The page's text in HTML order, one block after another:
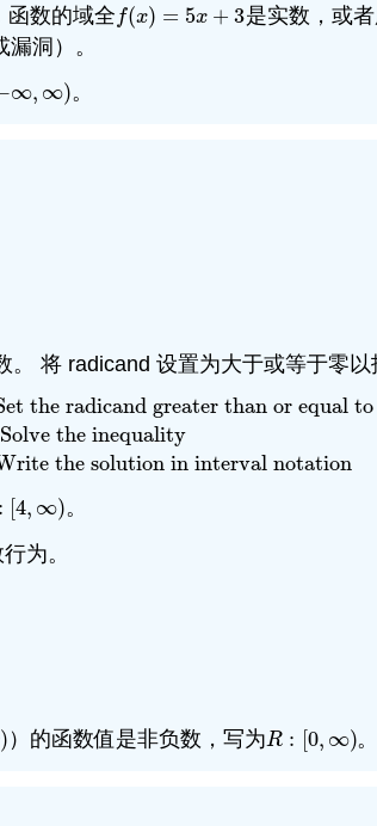
函数的域全 f(x) = 5x + 3
f(x)= 5x +3 是实数，或
洞）。
∞, ∞)
,∞) 。
将 radicand 设置为大于或等于零以
the radicand greater than or equal to
Solve the inequality
the solution in interval notation
greater than or equal to 0
: [4, ∞)
[4 ,∞ )
。
为。
) ）的函数值是非负数，写为R : 0, ∞)
R: [ ,∞ ) 。